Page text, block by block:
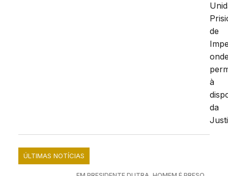
de
à
da
ÚLTIMAS NOTÍCIAS